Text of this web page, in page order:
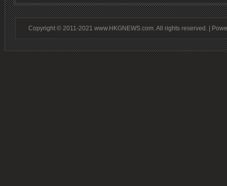
Copyright © 2011-2021 www.HKGNEWS.com. All rights reserved. |